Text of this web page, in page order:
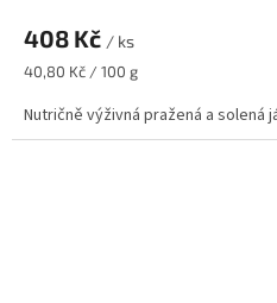
408 Kč / ks
Měrná
40,80 Kč / 100 g
Nutričně výživná pražená a solená